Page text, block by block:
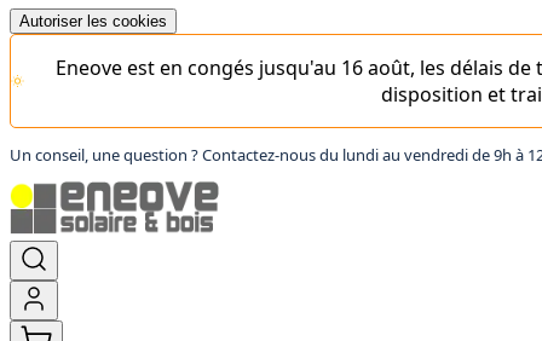
Autoriser les cookies
Eneove est en congés jusqu'au 16 août, les délais
disposition et
Un conseil, une question ? Contactez-nous du lundi au vendredi de 9h à
Aller
contenu